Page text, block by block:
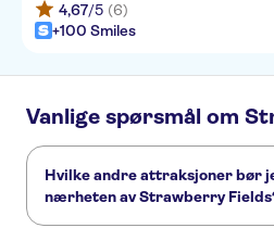
4,67/5 (6)
+100 Smiles
Vanlige spørsmål om
Hvilke andre attraksjoner bør
nærheten av Strawberry